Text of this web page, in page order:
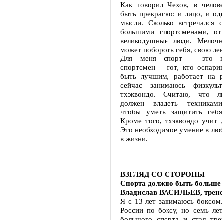
Как говорил Чехов, в
быть прекрасно: и лицо, и
мысли. Сколько встречался
большими спортсменами,
великодушные люди.
может побороть себя, свою
Для меня спорт – это
спортсмен – тот, кто
быть лучшим, работает на
сейчас занимаюсь
тхэквондо. Считаю, что
должен владеть
чтобы уметь защитить
Кроме того, тхэквондо учит
Это необходимое умение в
в жизни.
ВЗГЛЯД СО СТОРОНЫ
Спорта должно быть больше
Владислав ВАСИЛЬЕВ,
Я с 13 лет занимаюсь
России по боксу, но семь